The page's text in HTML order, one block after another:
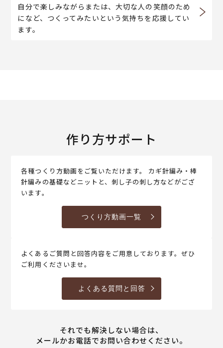
自分で楽しみながらまたは、大切な人の笑顔のため
になど、つくってみたいという気持ちを応援してい
ます。
作り方サポート
各種つくり方動画をご覧いただけます。 カギ針編み・棒
針編みの基礎などニットと、刺し子の刺し方などがござ
います。
つくり方動画一覧
よくあるご質問と回答内容をご用意しております。ぜひ
ご利用くださいませ。
よくある質問と回答
それでも解決しない場合は、
メールかお電話でお問い合わせください。